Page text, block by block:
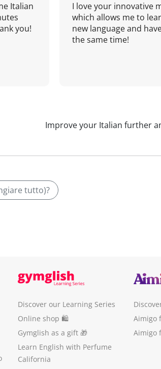
Italian
you!
I love your innovative
which allows me to
new language and
the same time!
Improve your Italian further
tutto)?
Discover our Learning Series
Online shop 🛍
Gymglish as a gift 🎁
Learn English with Perfume
California
Aimigo
Aimigo